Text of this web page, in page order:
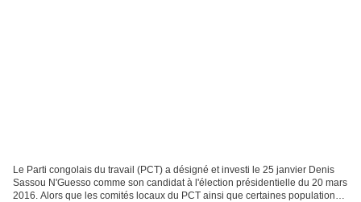
Le Parti congolais du travail (PCT) a désigné et investi le 25 janvier Denis
Sassou N'Guesso comme son candidat à l'élection présidentielle du 20 mars
2016. Alors que les comités locaux du PCT ainsi que certaines populations